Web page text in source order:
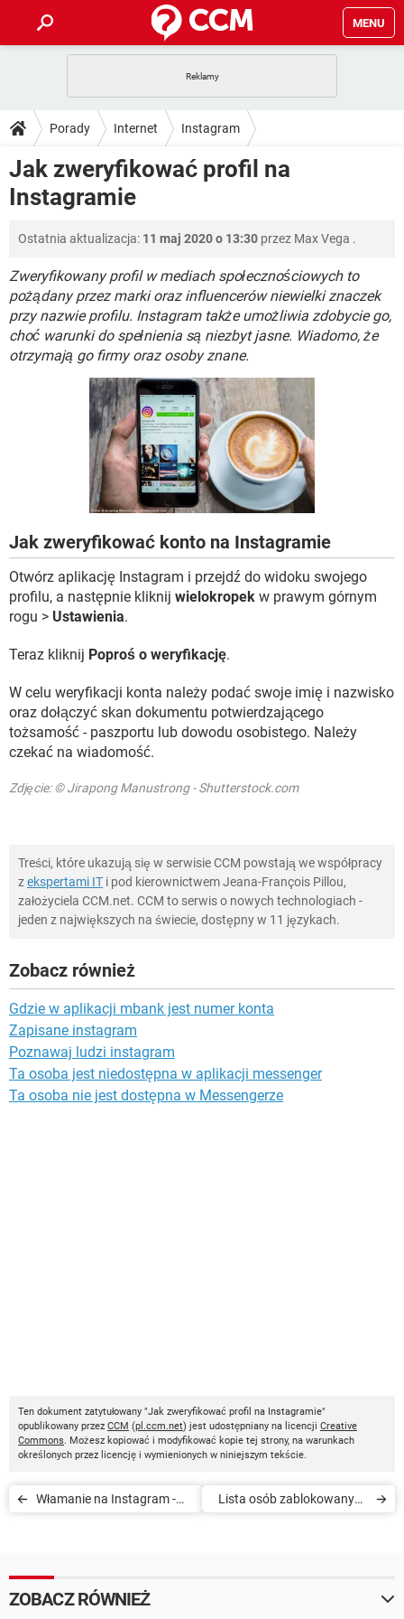
MENU
GRY WHATSAPP
SPOTIFY NETFLIX
INSTAGRAM
PORADY
PlayStation TIKTOK
GRY WHATSAPP
INSTAGRAM FACEBOOK
WINDOWS 10
DO POBRANIA
ANDROID
INSTAGRAM FACEBOOK
WINDOWS 10
FORUM
COVID-19 TIKTOK
GRY WHATSAPP
SPOTIFY NETFLIX
INSTAGRAM FACEBOOK
WINDOWS 10
COVID-19 TIKTOK
GRY WHATSAPP
SPOTIFY
FACEBOOK
Porady Internet Instagram
Jak zweryfikować profil na
Instagramie
Ostatnia aktualizacja: 11 maj 2020 o 13:30 przez Max Vega .
Zweryfikowany profil w mediach społecznościowych to
pożądany przez marki oraz influencerów niewielki znaczek
przy nazwie profilu. Instagram także umożliwia zdobycie go,
choć warunki do spełnienia są niezbyt jasne. Wiadomo, że
otrzymają go firmy oraz osoby znane.
Jak zweryfikować konto na Instagramie
Otwórz aplikację Instagram i przejdź do widoku swojego
profilu, a następnie kliknij wielokropek w prawym górnym
rogu > Ustawienia.
Teraz kliknij Poproś o weryfikację.
W celu weryfikacji konta należy podać swoje imię i nazwisko
oraz dołączyć skan dokumentu potwierdzającego
tożsamość - paszportu lub dowodu osobistego. Należy
czekać na wiadomość.
Zdjęcie: © Jirapong Manustrong - Shutterstock.com
Treści, które ukazują się w serwisie CCM powstają we współpracy
zekspertami IT i pod kierownictwem Jeana-François Pillou,
założyciela CCM.net. CCM to serwis o nowych technologiach -
jeden z największych na świecie, dostępny w 11 językach.
Zobacz również
Gdzie w aplikacji mbank jest numer konta
Zapisane instagram
Poznawaj ludzi instagram
Ta osoba jest niedostępna w aplikacji messenger
Ta osoba nie jest dostępna w Messengerze
Ten dokument zatytułowany "Jak zweryfikować profil na Instagramie"
opublikowany przez CCM (pl.ccm.net) jest udostępniany na licencji Creative
Commons. Możesz kopiować i modyfikować kopie tej strony, na warunkach
określonych przez licencję i wymienionych w niniejszym tekście.
Włamanie na Instagram -
Lista osób zablokowanych
ZOBACZ RÓWNIEŻ